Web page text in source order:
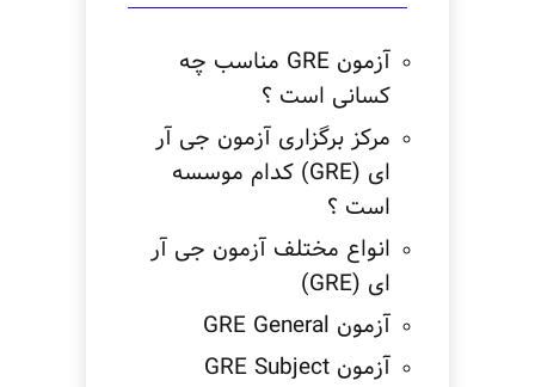
آزمون GRE مناسب چه
کسانی است ؟
مرکز برگزاری آزمون جی آر
ای (GRE) کدام موسسه
است ؟
انواع مختلف آزمون جی آر
ای (GRE)
آزمون GRE General
آزمون GRE Subject